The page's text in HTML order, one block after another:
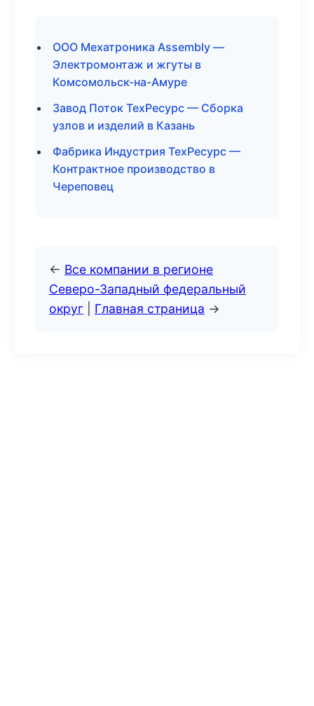
ООО Мехатроника Assembly —
Электромонтаж и жгуты в
Комсомольск-на-Амуре
Завод Поток ТехРесурс — Сборка
узлов и изделий в Казань
Фабрика Индустрия ТехРесурс —
Контрактное производство в
Череповец
← Все компании в регионе
Северо-Западный федеральный
округ
Главная страница →